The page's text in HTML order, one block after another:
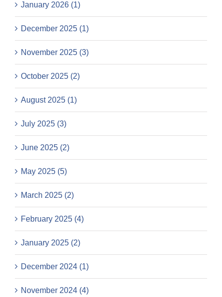
January 2026 (1)
December 2025 (1)
November 2025 (3)
October 2025 (2)
August 2025 (1)
July 2025 (3)
June 2025 (2)
May 2025 (5)
March 2025 (2)
February 2025 (4)
January 2025 (2)
December 2024 (1)
November 2024 (4)